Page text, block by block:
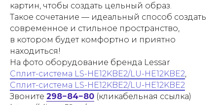
картин, чтобы создать цельный образ.
Такое сочетание — идеальный способ создать
современное и стильное пространство,
в котором будет комфортно и приятно
находиться!
На фото оборудование бренда Lessar
Сплит-система LS-HE12KBE2/LU-HE12KBE2,
Сплит-система LS-HE12KBE2/LU-HE12KBE2
Звоните 298−84−80 (кликабельная ссылка)